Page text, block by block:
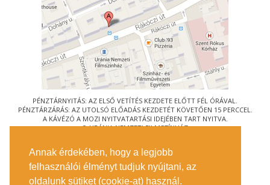
Annak érdekében, hogy a legjobb
felhasználói élményt tudjuk nyújtani, az
oldalunk sütiket (cookie-at) használ.
PÉNZTÁRNYITÁS: AZ ELSŐ VETÍTÉS KEZDETE ELŐTT FÉL ÓRÁVAL.
PÉNZTÁRZÁRÁS: AZ UTOLSÓ ELŐADÁS KEZDETÉT KÖVETŐEN 15 PERCCEL.
A KÁVÉZÓ A MOZI NYITVATARTÁSI IDEJÉBEN TART NYITVA.
© URÁNIA NEMZETI FILMSZÍNHÁZ
1088 BUDAPEST, RÁKÓCZI ÚT 21.
MEGKÖZELÍTÉS